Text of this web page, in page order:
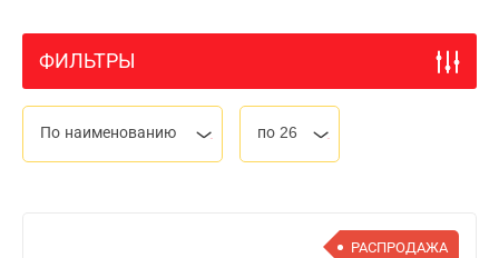
ФИЛЬТРЫ
По наименованию по 26
РАСПРОДАЖА